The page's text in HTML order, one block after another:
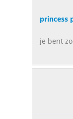
princess
je bent